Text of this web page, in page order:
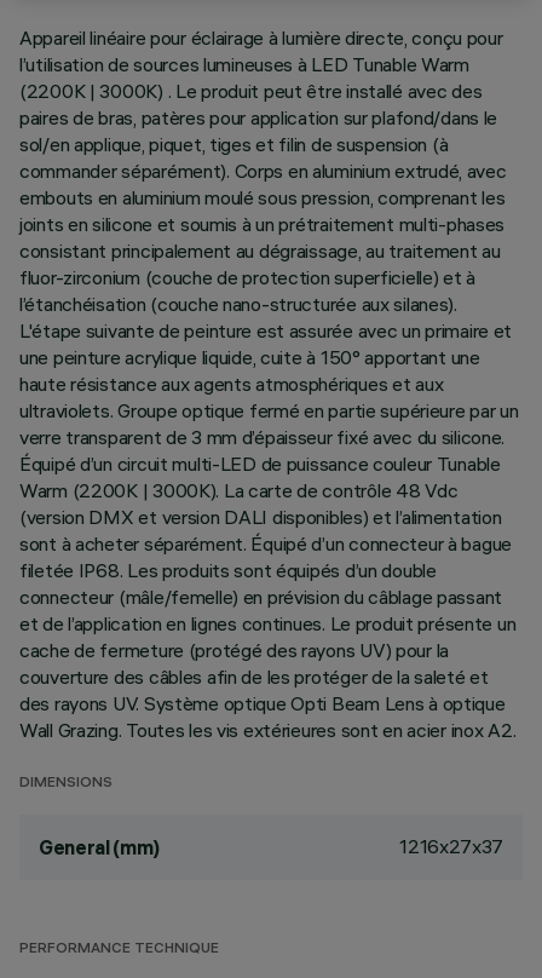
Appareil linéaire pour éclairage à lumière directe, conçu pour
l’utilisation de sources lumineuses à LED Tunable Warm
(2200K | 3000K) . Le produit peut être installé avec des
paires de bras, patères pour application sur plafond/dans le
sol/en applique, piquet, tiges et filin de suspension (à
commander séparément). Corps en aluminium extrudé, avec
embouts en aluminium moulé sous pression, comprenant les
joints en silicone et soumis à un prétraitement multi-phases
consistant principalement au dégraissage, au traitement au
fluor-zirconium (couche de protection superficielle) et à
l’étanchéisation (couche nano-structurée aux silanes).
L'étape suivante de peinture est assurée avec un primaire et
une peinture acrylique liquide, cuite à 150° apportant une
haute résistance aux agents atmosphériques et aux
ultraviolets. Groupe optique fermé en partie supérieure par un
verre transparent de 3 mm d’épaisseur fixé avec du silicone.
Équipé d’un circuit multi-LED de puissance couleur Tunable
Warm (2200K | 3000K). La carte de contrôle 48 Vdc
(version DMX et version DALI disponibles) et l’alimentation
sont à acheter séparément. Équipé d’un connecteur à bague
filetée IP68. Les produits sont équipés d’un double
connecteur (mâle/femelle) en prévision du câblage passant
et de l’application en lignes continues. Le produit présente un
cache de fermeture (protégé des rayons UV) pour la
couverture des câbles afin de les protéger de la saleté et
des rayons UV. Système optique Opti Beam Lens à optique
Wall Grazing. Toutes les vis extérieures sont en acier inox A2.
DIMENSIONS
General (mm) 1216x27x37
PERFORMANCE TECHNIQUE